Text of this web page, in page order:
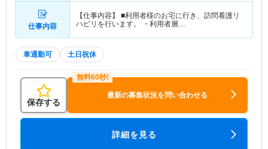
仕事内容
【仕事内容】 ■利用者様のお宅に行き、訪問看護リ
ハビリを行います。 ・利用者層…
車通勤可 土日祝休
保存する
最新の募集状況を問い合わせる
詳細を見る